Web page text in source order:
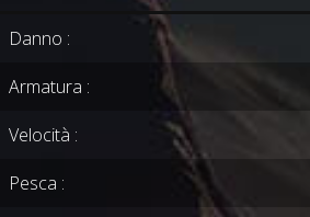
Danno :
Armatura :
Velocità :
Pesca :